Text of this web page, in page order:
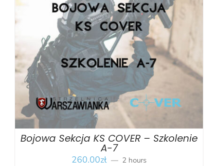
BOOK SZCZEGÓŁY
Bojowa Sekcja KS COVER – Szkolenie
A-7
260.00zł 2 hours